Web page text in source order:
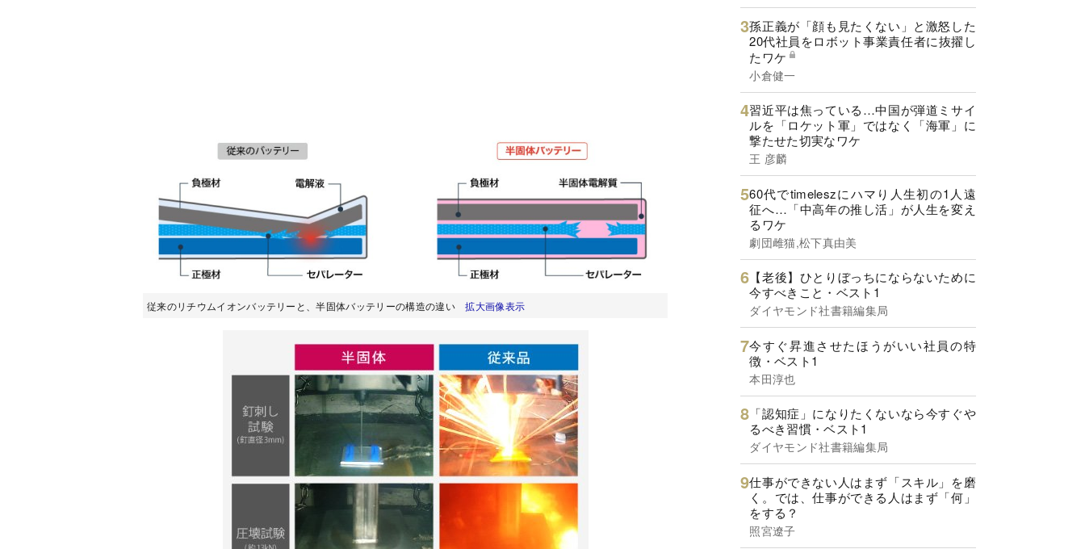
従来のリチウムイオンバッテリーと、半固体バッテリーの構造の違い拡大画像表示
孫正義が「顔も見たくない」と激怒した
20代社員をロボット事業責任者に抜擢し
たワケ
小倉健一
習近平は焦っている…中国が弾道ミサイ
ルを「ロケット軍」ではなく「海軍」に
撃たせた切実なワケ
王 彦麟
60代でtimeleszにハマり人生初の1人遠
征へ…「中高年の推し活」が人生を変え
るワケ
劇団雌猫,松下真由美
【老後】ひとりぼっちにならないために
今すべきこと・ベスト1
ダイヤモンド社書籍編集局
今すぐ昇進させたほうがいい社員の特
徴・ベスト1
本田淳也
「認知症」になりたくないなら今すぐや
るべき習慣・ベスト1
ダイヤモンド社書籍編集局
仕事ができない人はまず「スキル」を磨
く。では、仕事ができる人はまず「何」
をする？
照宮遼子